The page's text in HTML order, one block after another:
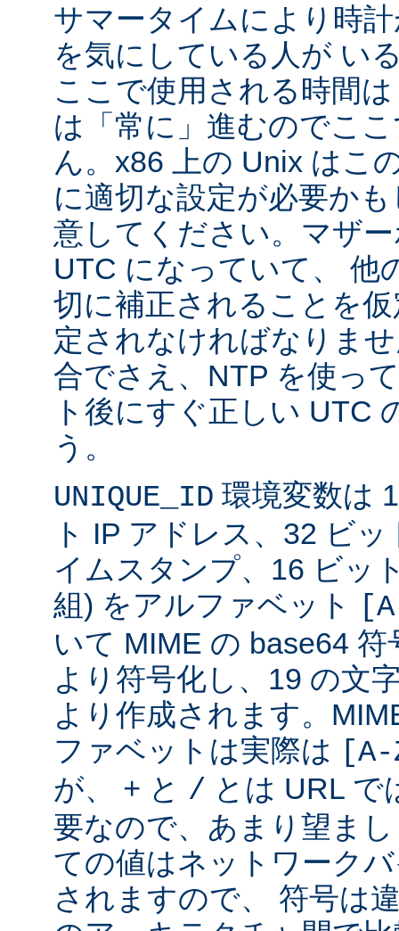
サマータイムにより時
を気にしている人が い
ここで使用される時間
は「常に」進むのでこ
ん。x86 上の Unix はこ
に適切な設定が必要か
意してください。マザ
UTC になっていて、 他
切に補正されることを
定されなければなりま
合でさえ、NTP を使っ
ト後にすぐ正しい UTC
う。
UNIQUE_ID 環境変数は
ト IP アドレス、32 ビ
イムスタンプ、16 ビッ
組) をアルファベット
いて MIME の base64
より符号化し、19 の文
より作成されます。
ファベットは実際は
が、 + と / とは URL で
要なので、あまり望ま
ての値はネットワーク
されますので、 符号は